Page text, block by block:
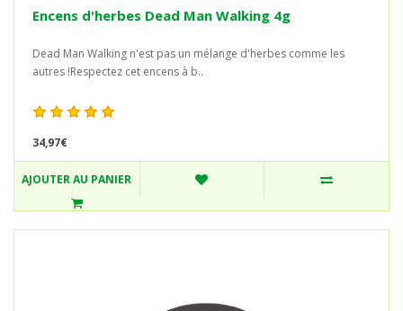
Encens d'herbes Dead Man Walking 4g
Dead Man Walking n'est pas un mélange d'herbes comme les
autres !Respectez cet encens à b..
34,97€
AJOUTER AU PANIER